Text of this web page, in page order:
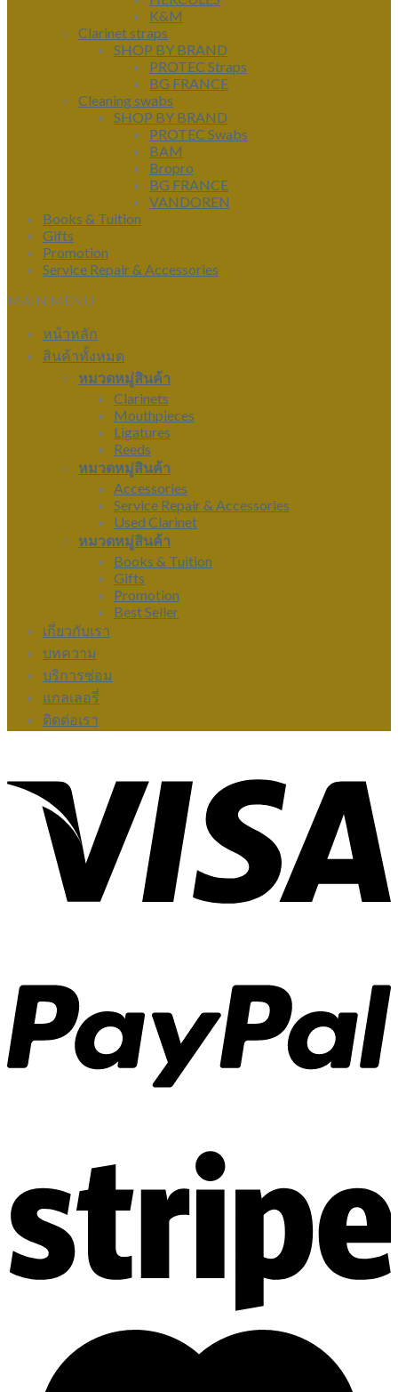
K&M
Clarinet straps
SHOP BY BRAND
PROTEC Straps
BG FRANCE
Cleaning swabs
SHOP BY BRAND
PROTEC Swabs
BAM
Bropro
BG FRANCE
VANDOREN
Books & Tuition
Gifts
Promotion
Service Repair & Accessories
MAIN MENU
หน้าหลัก
สินค้าทั้งหมด
หมวดหมู่สินค้า
Clarinets
Mouthpieces
Ligatures
Reeds
หมวดหมู่สินค้า
Accessories
Service Repair & Accessories
Used Clarinet
หมวดหมู่สินค้า
Books & Tuition
Gifts
Promotion
Best Seller
เกี่ยวกับเรา
บทความ
บริการซ่อม
แกลเลอรี่
ติดต่อเรา